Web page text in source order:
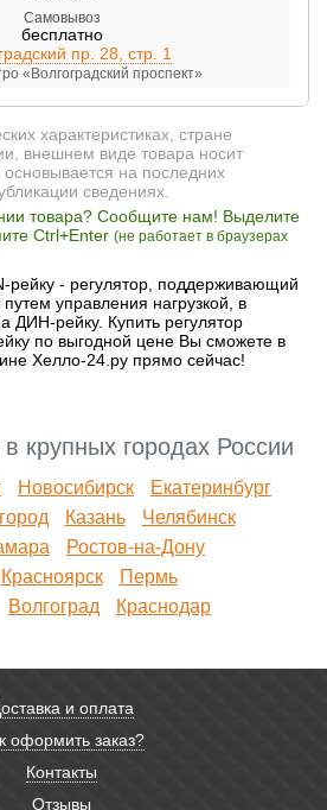
Самовывоз
бесплатно
пр. 28, стр. 1
«Волгоградский проспект»
характеристиках, стране
внешнем виде товара носит
на последних
сведениях.
товара? Сообщите нам! Выделите
Ctrl+Enter (не работает в браузерах
рейку - регулятор, поддерживающий
управления нагрузкой, в
ДИН-рейку. Купить регулятор
по выгодной цене Вы сможете в
Хелло-24.ру прямо сейчас!
крупных городах России
Новосибирск
Екатеринбург
Казань
Челябинск
Ростов-на-Дону
Красноярск
Пермь
Волгоград Краснодар
и оплата
оформить заказ?
Контакты
Отзывы